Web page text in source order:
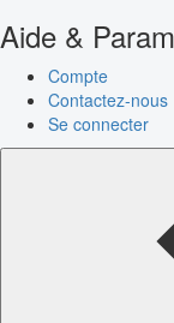
Aide &
Compte
Contactez-nous
Se connecter